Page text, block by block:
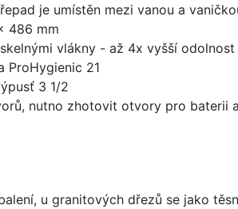
je umístěn mezi vanou a
486 mm
vlákny - až 4x vyšší
ProHygienic 21
3 1/2
nutno zhotovit otvory pro baterii
u granitových dřezů se jako